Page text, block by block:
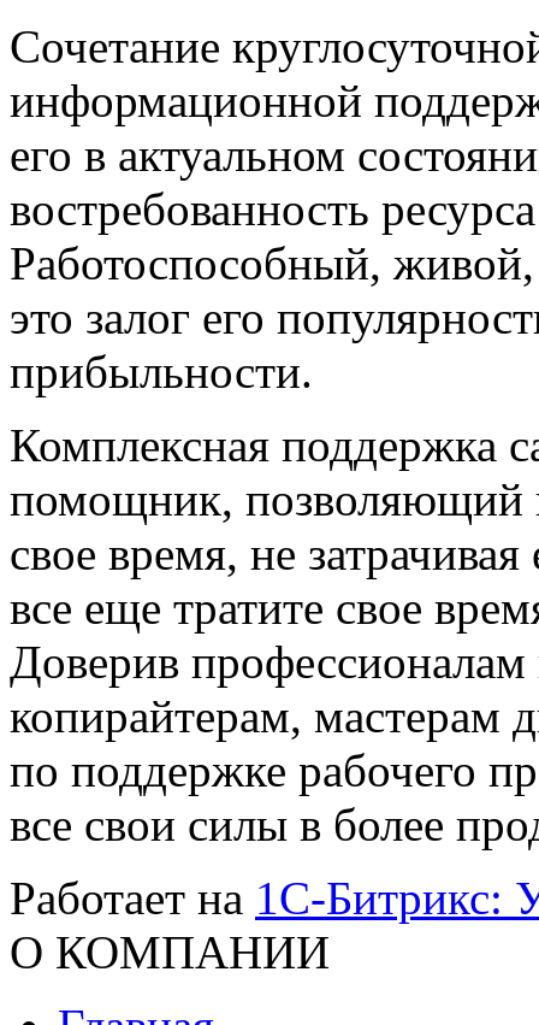
Сочетание
информационной
его в актуальном
востребованность
Работоспособный,
это залог его
прибыльности.
Комплексная поддержка
помощник, позволяющий
свое время, не
все еще тратите свое
Доверив
копирайтерам, мастерам
по поддержке рабочего
все свои силы в более
Работает на 1C-Битрикс:
О КОМПАНИИ